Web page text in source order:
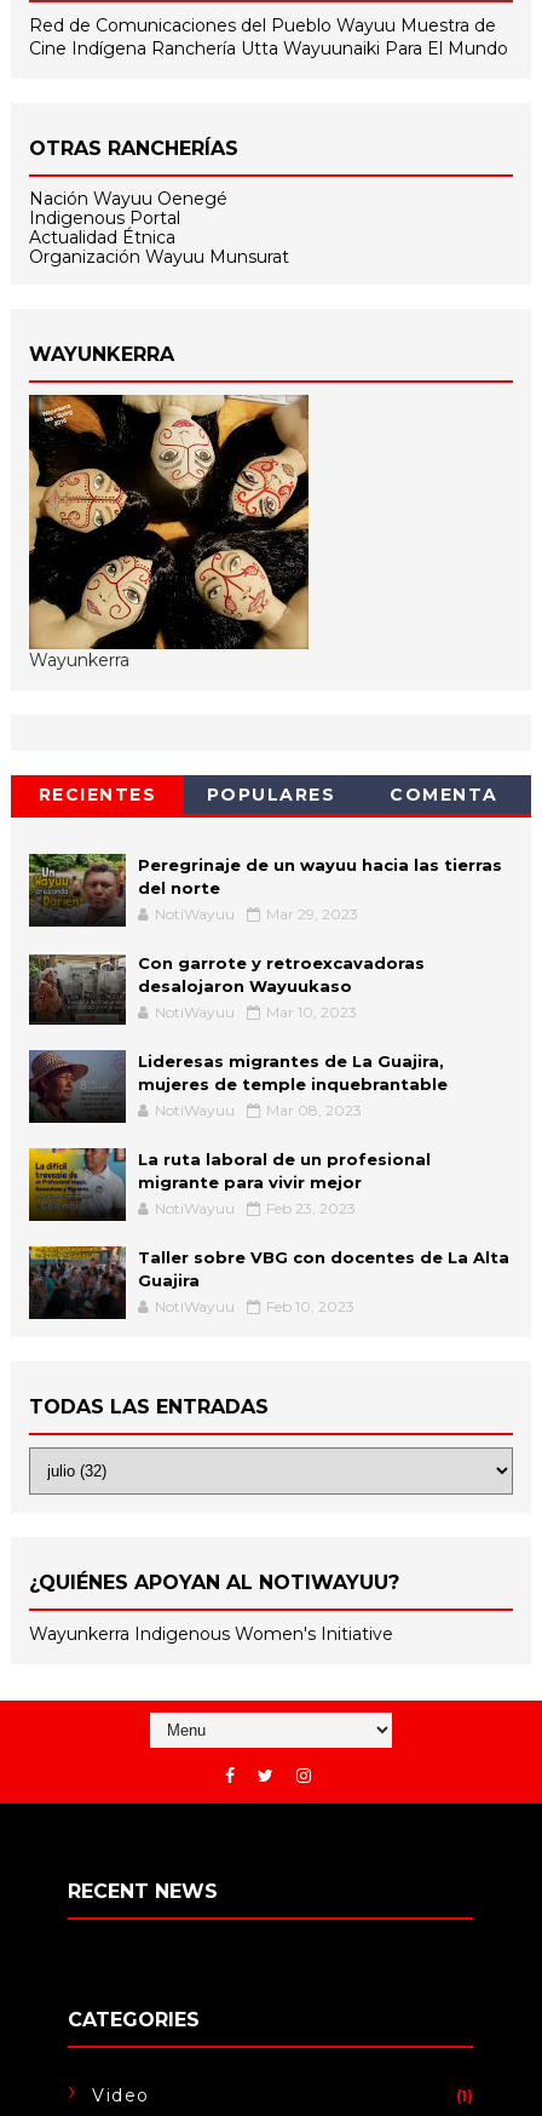
Red de Comunicaciones del Pueblo Wayuu Muestra de
Cine Indígena Ranchería Utta Wayuunaiki Para El Mundo
OTRAS RANCHERÍAS
Nación Wayuu Oenegé
Indigenous Portal
Actualidad Étnica
Organización Wayuu Munsurat
WAYUNKERRA
Wayunkerra
RECIENTES POPULARES COMENTA
Peregrinaje de un wayuu hacia las tierras
del norte
NotiWayuu Mar 29, 2023
Con garrote y retroexcavadoras
desalojaron Wayuukaso
NotiWayuu Mar 10, 2023
Lideresas migrantes de La Guajira,
mujeres de temple inquebrantable
NotiWayuu Mar 08, 2023
La ruta laboral de un profesional
migrante para vivir mejor
NotiWayuu Feb 23, 2023
Taller sobre VBG con docentes de La Alta
Guajira
NotiWayuu Feb 10, 2023
TODAS LAS ENTRADAS
¿QUIÉNES APOYAN AL NOTIWAYUU?
Wayunkerra Indigenous Women's Initiative
RECENT NEWS
CATEGORIES
Video (1)